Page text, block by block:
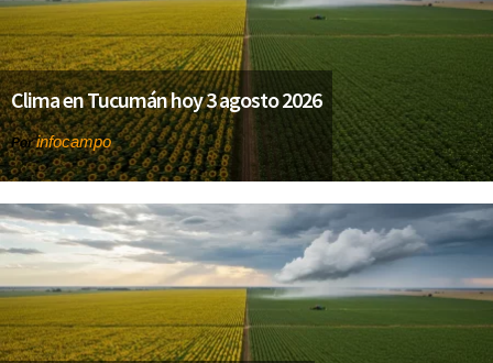
Clima en Tucumán hoy 3 agosto 2026
Porinfocampo